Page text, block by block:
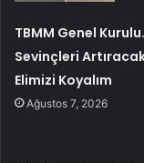
TBMM Genel
Sevinçleri
Elimizi Koyalım
Ağustos 7, 2026